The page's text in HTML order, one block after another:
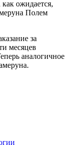
ожидается,
Полем
за
месяцев
аналогичное